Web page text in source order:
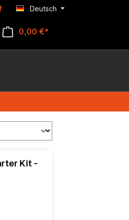
Deutsch
0,00 €*
Kit -